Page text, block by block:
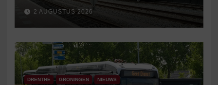
2 AUGUSTUS 2026
DRENTHE GRONINGEN NIEUWS